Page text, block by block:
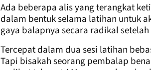
Ada beberapa alis yang terangkat
dalam bentuk selama latihan untuk
gaya balapnya secara radikal
Tercepat dalam dua sesi latihan
Tapi bisakah seorang pembalap